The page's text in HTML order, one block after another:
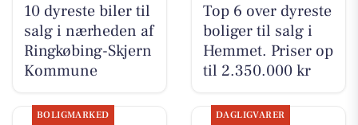
10 dyreste biler til
salg i nærheden af
Ringkøbing-Skjern
Kommune
Top 6 over dyreste
boliger til salg i
Hemmet. Priser op
til 2.350.000 kr
BOLIGMARKED DAGLIGVARER